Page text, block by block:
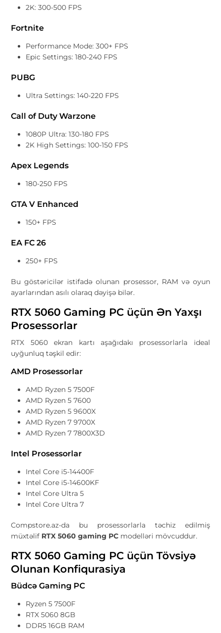
2K: 300-500 FPS
Fortnite
Performance Mode: 300+ FPS
Epic Settings: 180-240 FPS
PUBG
Ultra Settings: 140-220 FPS
Call of Duty Warzone
1080P Ultra: 130-180 FPS
2K High Settings: 100-150 FPS
Apex Legends
180-250 FPS
GTA V Enhanced
150+ FPS
EA FC 26
250+ FPS
Bu göstəricilər istifadə olunan prosessor, RAM və oyun
ayarlarından asılı olaraq dəyişə bilər.
RTX 5060 Gaming PC üçün Ən Yaxşı
Prosessorlar
RTX 5060 ekran kartı aşağıdakı prosessorlarla ideal
uyğunluq təşkil edir:
AMD Prosessorlar
AMD Ryzen 5 7500F
AMD Ryzen 5 7600
AMD Ryzen 5 9600X
AMD Ryzen 7 9700X
AMD Ryzen 7 7800X3D
Intel Prosessorlar
Intel Core i5-14400F
Intel Core i5-14600KF
Intel Core Ultra 5
Intel Core Ultra 7
Compstore.az-da bu prosessorlarla təchiz edilmiş
müxtəlif RTX 5060 gaming PC modelləri mövcuddur.
RTX 5060 Gaming PC üçün Tövsiyə
Olunan Konfiqurasiya
Büdcə Gaming PC
Ryzen 5 7500F
RTX 5060 8GB
DDR5 16GB RAM